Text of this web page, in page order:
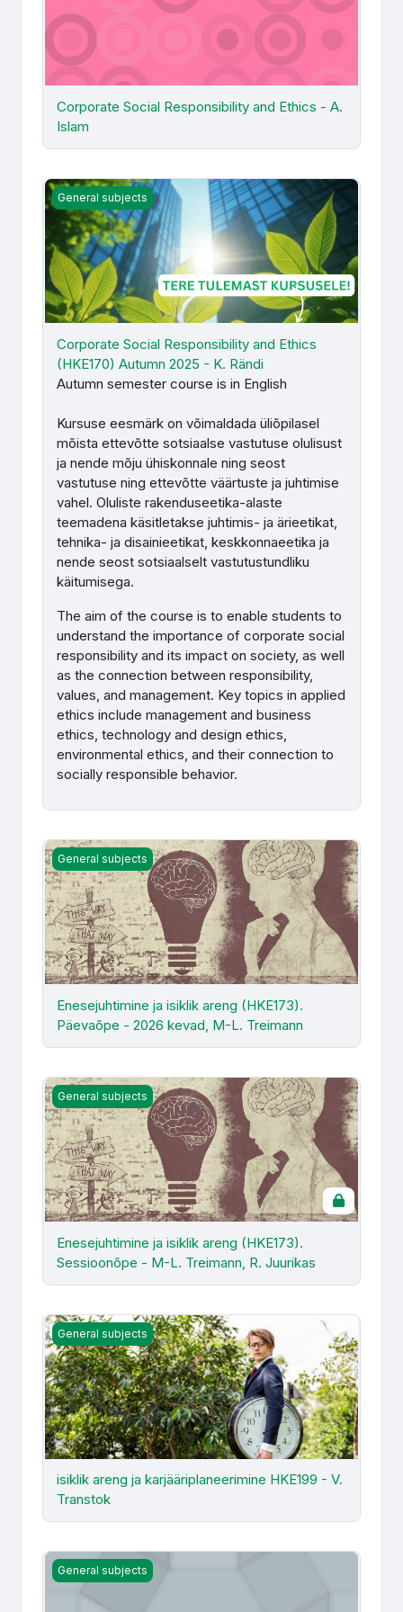
Corporate Social Responsibility and Ethics - A.
Islam
Corporate Social Responsibility and Ethics (HKE170)
General subjects
Corporate Social Responsibility and Ethics
(HKE170) Autumn 2025 - K. Rändi
Autumn semester course is in English
Kursuse eesmärk on võimaldada üliõpilasel
mõista ettevõtte sotsiaalse vastutuse olulisust
ja nende mõju ühiskonnale ning seost
vastutuse ning ettevõtte väärtuste ja juhtimise
vahel. Oluliste rakenduseetika-alaste
teemadena käsitletakse juhtimis- ja ärieetikat,
tehnika- ja disainieetikat, keskkonnaeetika ja
nende seost sotsiaalselt vastutustundliku
käitumisega.
The aim of the course is to enable students to
understand the importance of corporate social
responsibility and its impact on society, as well
as the connection between responsibility,
values, and management. Key topics in applied
ethics include management and business
ethics, technology and design ethics,
environmental ethics, and their connection to
socially responsible behavior.
Enesejuhtimine ja isiklik areng (HKE173). Päevaõpe -
General subjects
Enesejuhtimine ja isiklik areng (HKE173).
Päevaõpe - 2026 kevad, M-L. Treimann
Enesejuhtimine ja isiklik areng (HKE173). Sessioonõpe -
General subjects
Enesejuhtimine ja isiklik areng (HKE173).
Sessioonõpe - M-L. Treimann, R. Juurikas
isiklik areng ja karjääriplaneerimine HKE199 - V. Transtok
General subjects
isiklik areng ja karjääriplaneerimine HKE199 - V.
Transtok
Insenerieetika (HKE150) Kevad 2024. AE - A. E.
General subjects